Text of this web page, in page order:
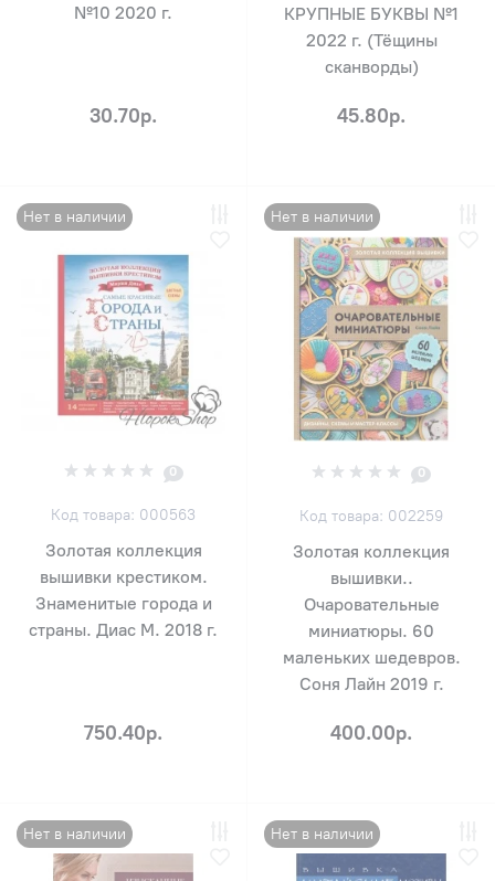
№10 2020 г.
30.70р.
КРУПНЫЕ БУКВЫ №1
2022 г. (Тёщины
сканворды)
45.80р.
Нет в наличии
0
Код товара: 000563
Золотая коллекция
вышивки крестиком.
Знаменитые города и
страны. Диас М. 2018 г.
750.40р.
Нет в наличии
0
Код товара: 002259
Золотая коллекция
вышивки..
Очаровательные
миниатюры. 60
маленьких шедевров.
Соня Лайн 2019 г.
400.00р.
Нет в наличии Нет в наличии